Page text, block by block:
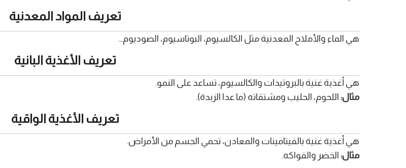
تعريف المواد المعدنية
هي الماء والأملاح المعدنية مثل الكالسيوم، البوتاسيوم، الصوديوم…
تعريف الأغذية البانية
هي أغذية غنية بالبروتيدات والكالسيوم، تساعد على النمو.
مثال: اللحوم، الحليب ومشتقاته (ما عدا الزبدة).
تعريف الأغذية الواقية
هي أغذية غنية بالفيتامينات والمعادن، تحمي الجسم من الأمراض.
مثال: الخضر والفواكه.